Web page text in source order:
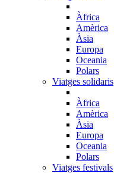
Àfrica
Amèrica
Àsia
Europa
Oceania
Polars
Viatges solidaris
Àfrica
Amèrica
Àsia
Europa
Oceania
Polars
Viatges festivals